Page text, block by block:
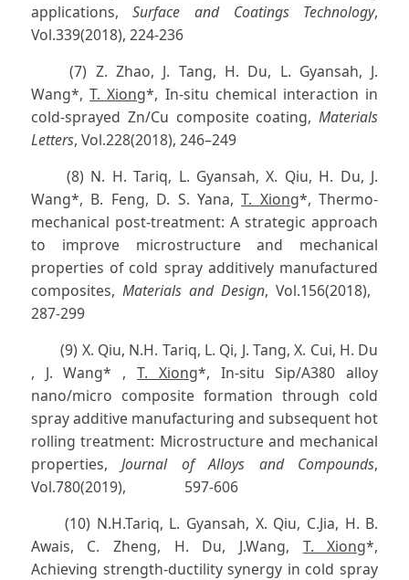
applications,Surface and Coatings Technology,
Vol.339(2018), 224-236
(7) Z. Zhao, J. Tang, H. Du, L. Gyansah, J.
Wang*,T. Xiong*, In-situ chemical interaction in
cold-sprayed Zn/Cu composite coating,Materials
Letters, Vol.228(2018), 246–249
(8) N. H. Tariq, L. Gyansah, X. Qiu, H. Du, J.
Wang*, B. Feng, D. S. Yana,T. Xiong*, Thermo-
mechanical post-treatment: A strategic approach
to improve microstructure and mechanical
properties of cold spray additively manufactured
composites, Materials and Design, Vol.156(2018),
287-299
(9) X. Qiu, N.H. Tariq, L. Qi, J. Tang, X. Cui, H. Du
, J. Wang* , T. Xiong*, In-situ Sip/A380 alloy
nano/micro composite formation through cold
spray additive manufacturing and subsequent hot
rolling treatment: Microstructure and mechanical
properties,Journal of Alloys and Compounds,
Vol.780(2019), 597-606
(10) N.H.Tariq, L. Gyansah, X. Qiu, C.Jia, H. B.
Awais, C. Zheng, H. Du, J.Wang, T. Xiong*,
Achieving strength-ductility synergy in cold spray